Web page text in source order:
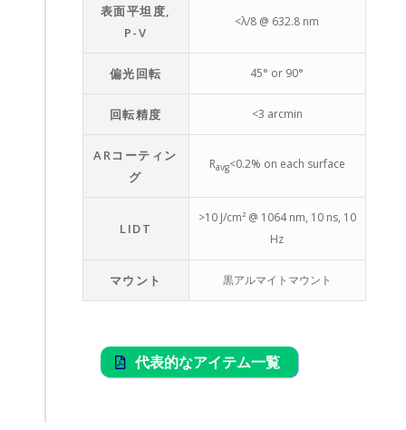
表面平坦度,
P-V
<λ/8 @ 632.8 nm
偏光回転 45° or 90°
回転精度 <3 arcmin
ARコーティン
グ
Ravg<0.2% on each surface
LIDT
>10 J/cm² @ 1064 nm, 10 ns, 10
Hz
マウント 黒アルマイトマウント
代表的なアイテム一覧